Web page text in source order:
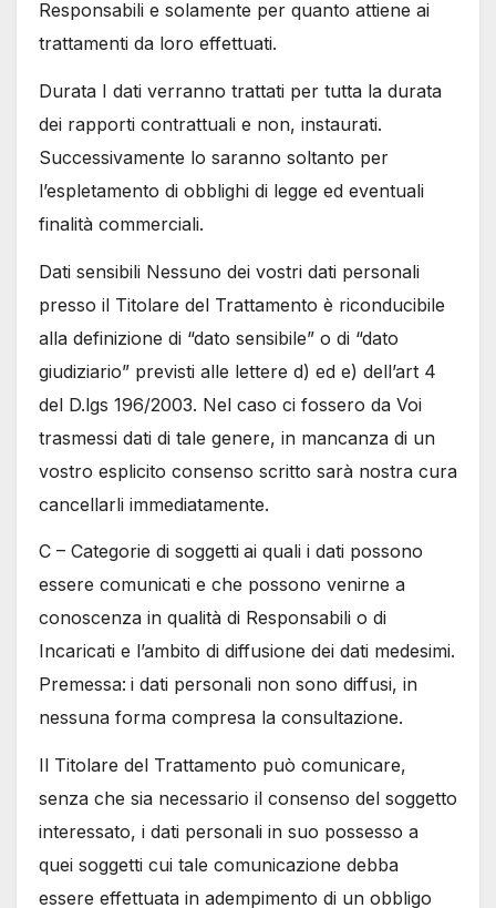
Responsabili e solamente per quanto attiene ai
trattamenti da loro effettuati.
Durata I dati verranno trattati per tutta la durata
dei rapporti contrattuali e non, instaurati.
Successivamente lo saranno soltanto per
l’espletamento di obblighi di legge ed eventuali
finalità commerciali.
Dati sensibili Nessuno dei vostri dati personali
presso il Titolare del Trattamento è riconducibile
alla definizione di “dato sensibile” o di “dato
giudiziario” previsti alle lettere d) ed e) dell’art 4
del D.lgs 196/2003. Nel caso ci fossero da Voi
trasmessi dati di tale genere, in mancanza di un
vostro esplicito consenso scritto sarà nostra cura
cancellarli immediatamente.
C – Categorie di soggetti ai quali i dati possono
essere comunicati e che possono venirne a
conoscenza in qualità di Responsabili o di
Incaricati e l’ambito di diffusione dei dati medesimi.
Premessa: i dati personali non sono diffusi, in
nessuna forma compresa la consultazione.
Il Titolare del Trattamento può comunicare,
senza che sia necessario il consenso del soggetto
interessato, i dati personali in suo possesso a
quei soggetti cui tale comunicazione debba
essere effettuata in adempimento di un obbligo